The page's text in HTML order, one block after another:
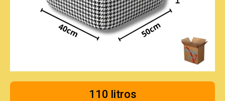
110 litros